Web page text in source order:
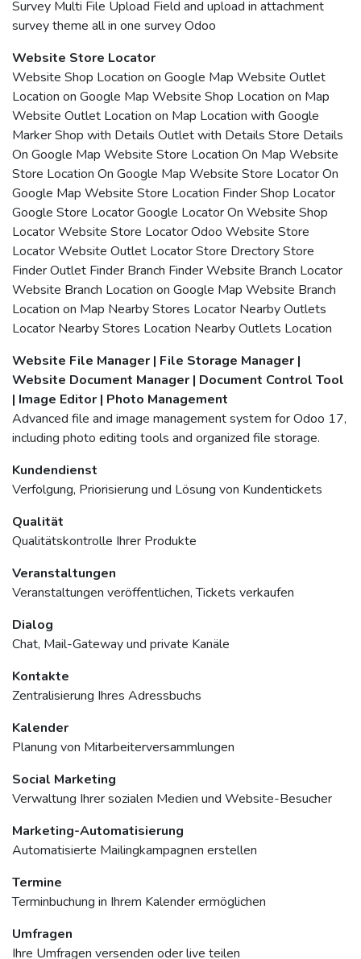
Survey Multi File Upload Field and upload in attachment
survey theme all in one survey Odoo
Website Store Locator
Website Shop Location on Google Map Website Outlet
Location on Google Map Website Shop Location on Map
Website Outlet Location on Map Location with Google
Marker Shop with Details Outlet with Details Store Details
On Google Map Website Store Location On Map Website
Store Location On Google Map Website Store Locator On
Google Map Website Store Location Finder Shop Locator
Google Store Locator Google Locator On Website Shop
Locator Website Store Locator Odoo Website Store
Locator Website Outlet Locator Store Drectory Store
Finder Outlet Finder Branch Finder Website Branch Locator
Website Branch Location on Google Map Website Branch
Location on Map Nearby Stores Locator Nearby Outlets
Locator Nearby Stores Location Nearby Outlets Location
Website File Manager | File Storage Manager |
Website Document Manager | Document Control Tool
| Image Editor | Photo Management
Advanced file and image management system for Odoo 17,
including photo editing tools and organized file storage.
Kundendienst
Verfolgung, Priorisierung und Lösung von Kundentickets
Qualität
Qualitätskontrolle Ihrer Produkte
Veranstaltungen
Veranstaltungen veröffentlichen, Tickets verkaufen
Dialog
Chat, Mail-Gateway und private Kanäle
Kontakte
Zentralisierung Ihres Adressbuchs
Kalender
Planung von Mitarbeiterversammlungen
Social Marketing
Verwaltung Ihrer sozialen Medien und Website-Besucher
Marketing-Automatisierung
Automatisierte Mailingkampagnen erstellen
Termine
Terminbuchung in Ihrem Kalender ermöglichen
Umfragen
Ihre Umfragen versenden oder live teilen